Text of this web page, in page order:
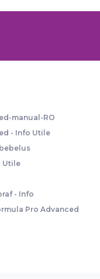
manual-RO
- Info Utile
Utile
- Info
Pro Advanced